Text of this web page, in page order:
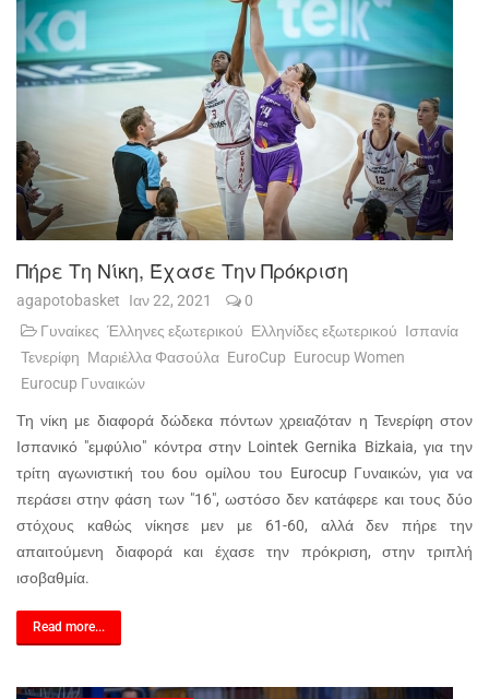
Πήρε Τη Νίκη, Έχασε Την Πρόκριση
agapotobasket Ιαν 22, 2021
0
Γυναίκες Έλληνες εξωτερικού Ελληνίδες εξωτερικού Ισπανία
Τενερίφη Μαριέλλα Φασούλα EuroCup Eurocup Women
Eurocup Γυναικών
Τη νίκη με διαφορά δώδεκα πόντων χρειαζόταν η Τενερίφη στον
Ισπανικό "εμφύλιο" κόντρα στην Lointek Gernika Bizkaia, για την
τρίτη αγωνιστική του 6ου ομίλου του Eurocup Γυναικών, για να
περάσει στην φάση των "16", ωστόσο δεν κατάφερε και τους δύο
στόχους καθώς νίκησε μεν με 61-60, αλλά δεν πήρε την
απαιτούμενη διαφορά και έχασε την πρόκριση, στην τριπλή
ισοβαθμία.
Read more...